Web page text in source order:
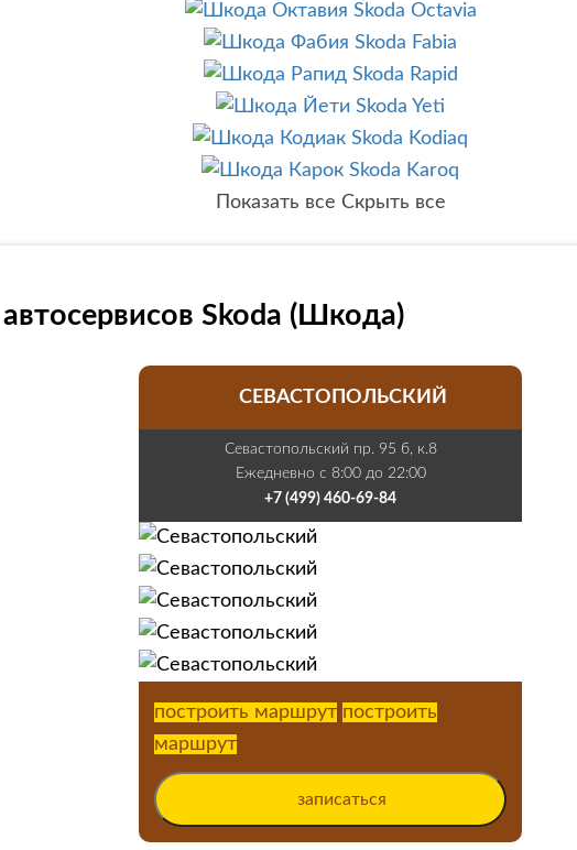
Skoda Octavia
Skoda Fabia
Skoda Rapid
Skoda Yeti
Skoda Kodiaq
Skoda Karoq
Показать все Скрыть все
Skoda (Шкода)
СЕВАСТОПОЛЬСКИЙ
Севастопольский пр. 95 б, к.8
Ежедневно с 8:00 до 22:00
+7 (499) 460-69-84
построить маршрут построить
маршрут
записаться